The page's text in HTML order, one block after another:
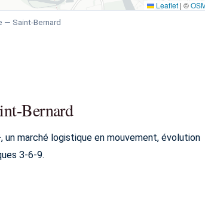
Leaflet | ©
— Saint-Bernard
Bernard
un marché logistique en mouvement, évolution
3-6-9.